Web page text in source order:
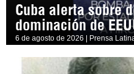
Cuba alerta sobre
dominación de
6 de agosto de 2026 | Prensa